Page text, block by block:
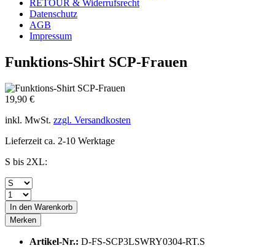
RETOUR & Widerrufsrecht
Datenschutz
AGB
Impressum
Funktions-Shirt SCP-Frauen
19,90 €
inkl. MwSt. zzgl. Versandkosten
Lieferzeit ca. 2-10 Werktage
S bis 2XL:
In den Warenkorb
Merken
Artikel-Nr.: D-FS-SCP3LSWRY0304-RT.S